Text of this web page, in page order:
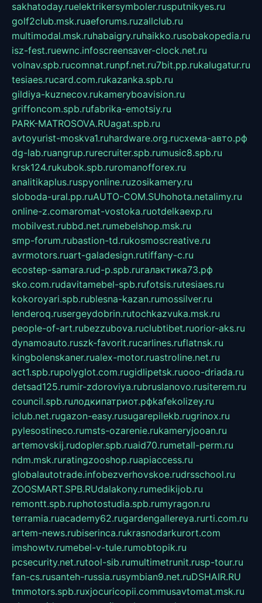
sakhatoday.ruelektrikersymboler.rusputnikyes.ru
golf2club.msk.ruaeforums.ruzallclub.ru
multimodal.msk.ruhabaigry.ruhaikko.rusobakopedia.ru
isz-fest.ruewnc.infoscreensaver-clock.net.ru
volnav.spb.rucomnat.runpf.net.ru7bit.pp.rukalugatur.ru
tesiaes.rucard.com.rukazanka.spb.ru
gildiya-kuznecov.rukameryboavision.ru
griffoncom.spb.rufabrika-emotsiy.ru
PARK-MATROSOVA.RUagat.spb.ru
avtoyurist-moskva1.ruhardware.org.ruсхема-авто.рф
dg-lab.ruangrup.rurecruiter.spb.rumusic8.spb.ru
krsk124.rukubok.spb.ruromanofforex.ru
analitikaplus.ruspyonline.ruzosikamery.ru
sloboda-ural.pp.ruAUTO-COM.SUhohota.netalimy.ru
online-z.comaromat-vostoka.ruotdelkaexp.ru
mobilvest.rubbd.net.rumebelshop.msk.ru
smp-forum.rubastion-td.rukosmoscreative.ru
avrmotors.ruart-galadesign.rutiffany-c.ru
ecostep-samara.rud-p.spb.ruгалактика73.рф
sko.com.rudavitamebel-spb.rufotsis.rutesiaes.ru
kokoroyari.spb.rublesna-kazan.rumossilver.ru
lenderoq.rusergeydobrin.rutochkazvuka.msk.ru
people-of-art.rubezzubova.ruclubtibet.ruorior-aks.ru
dynamoauto.ruszk-favorit.rucarlines.ruflatnsk.ru
kingbolenskaner.rualex-motor.ruastroline.net.ru
act1.spb.rupolyglot.com.rugidlipetsk.ruooo-driada.ru
detsad125.rumir-zdoroviya.rubruslanovo.rusiterem.ru
council.spb.ruлодкипатриот.рфkafekolizey.ru
iclub.net.rugazon-easy.rusugarepilekb.rugrinox.ru
pylesostineco.rumsts-ozarenie.rukameryjooan.ru
artemovskij.rudopler.spb.ruaid70.rumetall-perm.ru
ndm.msk.ruratingzooshop.ruapiaccess.ru
globalautotrade.infobezverhovskoe.rudrsschool.ru
ZOOSMART.SPB.RUdalakony.rumedikijob.ru
remontt.spb.ruphotostudia.spb.rumyragon.ru
terramia.ruacademy62.rugardengallereya.rurti.com.ru
artem-news.rubiserinca.rukrasnodarkurort.com
imshowtv.rumebel-v-tule.rumobtopik.ru
pcsecurity.net.rutool-sib.rumultimetrunit.rusp-tour.ru
fan-cs.rusanteh-russia.rusymbian9.net.ruDSHAIR.RU
tmmotors.spb.ruxjocuricopii.commusavtomat.msk.ru